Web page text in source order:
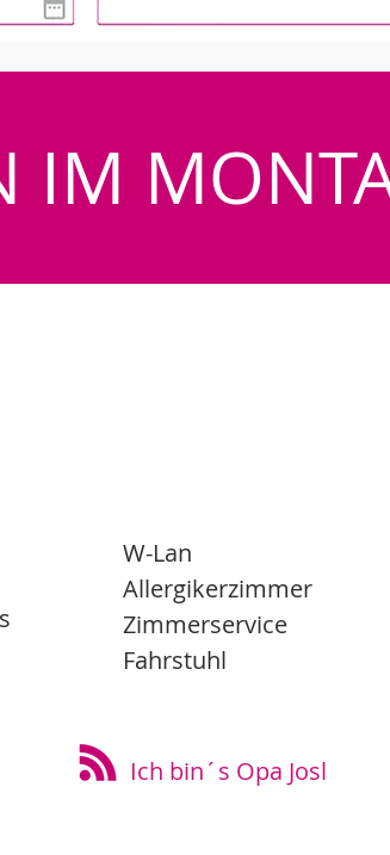
IM
W-Lan
Allergikerzimmer
Zimmerservice
Fahrstuhl
Ich bin´s Opa Josl